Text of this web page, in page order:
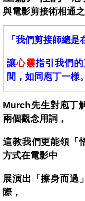
與電影剪接術相通之
「我們剪接師總是
讓心靈指引我們
間，如同庖丁一樣
Murch先生對庖丁
兩個觀念用詞，
這教我們更能領「
方式在電影中
展演出「擦身而過
際，